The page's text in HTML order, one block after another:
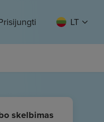
LT
skelbimas